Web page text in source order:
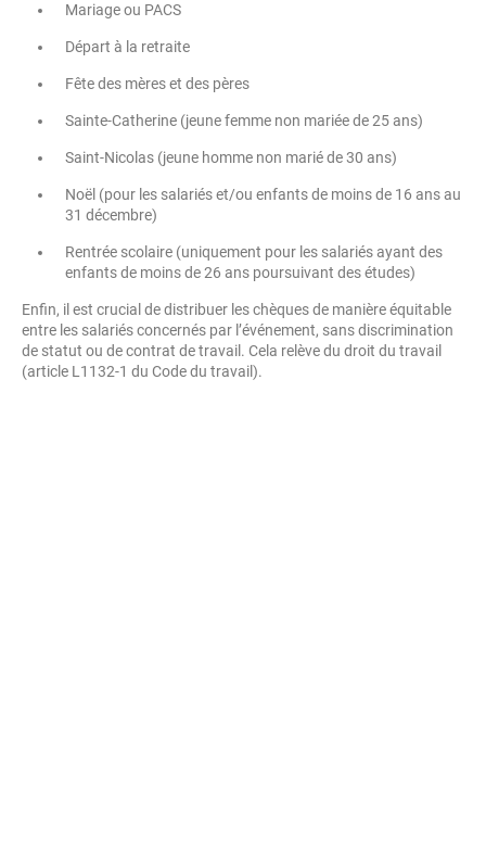
Mariage ou PACS
Départ à la retraite
Fête des mères et des pères
Sainte-Catherine (jeune femme non mariée de 25 ans)
Saint-Nicolas (jeune homme non marié de 30 ans)
Noël (pour les salariés et/ou enfants de moins de 16 ans au
31 décembre)
Rentrée scolaire (uniquement pour les salariés ayant des
enfants de moins de 26 ans poursuivant des études)
Enfin, il est crucial de distribuer les chèques de manière équitable
entre les salariés concernés par l’événement, sans discrimination
de statut ou de contrat de travail. Cela relève du droit du travail
(article L1132-1 du Code du travail).